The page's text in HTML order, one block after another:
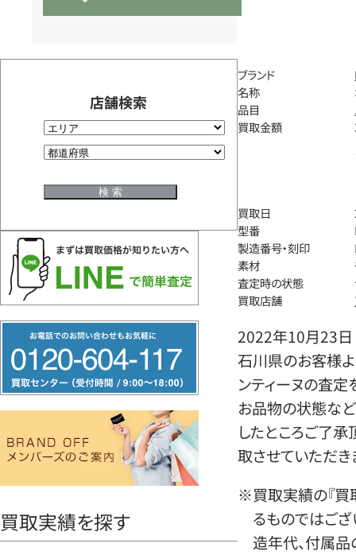
店舗検索
リ
ー
ヤ
買取実績を探す
ブランド
名称
品目
買取金額
買取日
型番
製造番号・刻印
素材
査定時の状態
買取店舗
2022年10月23日
石川県のお客様よ
ンティーヌの査定
お品物の状態など
したところご了
取させていただき
※買取実績の『買
るものではござ
造年代、付属品